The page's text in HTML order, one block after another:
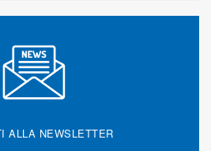
ALLA NEWSLETTER